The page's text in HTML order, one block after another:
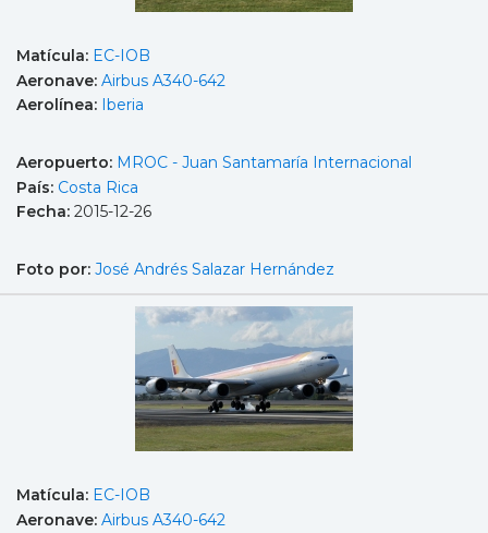
Matícula: EC-IOB
Aeronave: Airbus A340-642
Aerolínea:
Iberia
Aeropuerto: MROC - Juan Santamaría Internacional
País: Costa Rica
Fecha: 2015-12-26
Foto por: José Andrés Salazar Hernández
Matícula: EC-IOB
Aeronave: Airbus A340-642